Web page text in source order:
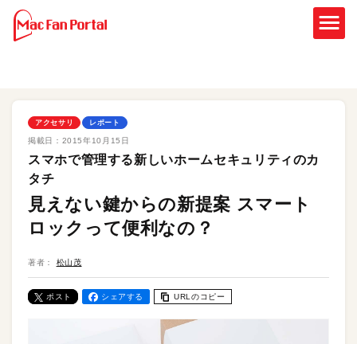
アクセサリ レポート
掲載日： 2015年10月15日
スマホで管理する新しいホームセキュリティのカ
タチ
見えない鍵からの新提案 スマート
ロックって便利なの？
著者： 松山茂
ポスト シェアする URLのコピー